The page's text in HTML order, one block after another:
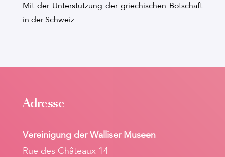
Mit der Unterstützung der griechischen Botschaft
in der Schweiz
Adresse
Vereinigung der Walliser Museen
Rue des Châteaux 14